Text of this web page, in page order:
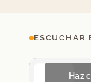
ESCUCHAR
Haz